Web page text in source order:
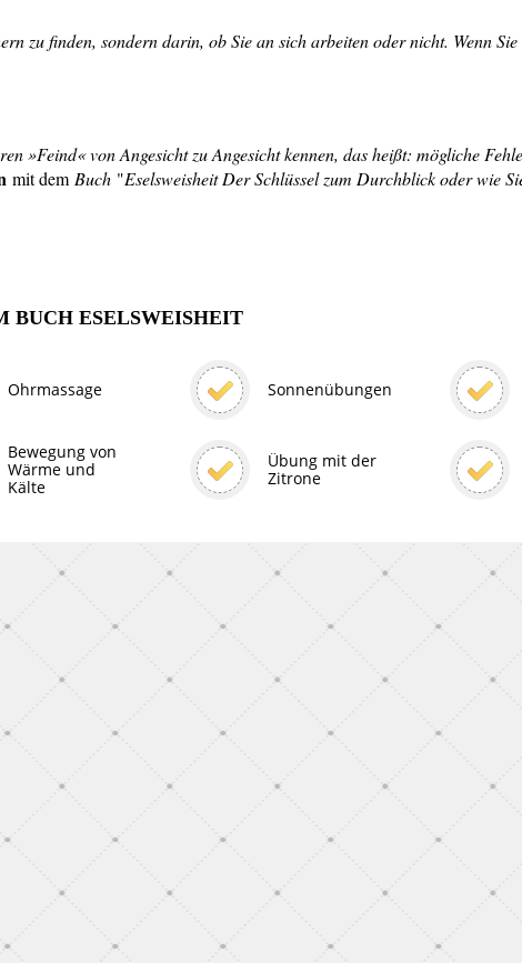
zu finden, sondern darin, ob Sie an sich arbeiten oder nicht. Wenn Sie
»Feind« von Angesicht zu Angesicht kennen, das heißt: mögliche
mit dem Buch "Eselsweisheit Der Schlüssel zum Durchblick oder wie
BUCH ESELSWEISHEIT
Ohrmassage Sonnenübungen
Bewegung von
Wärme und
Kälte
Übung mit der
Zitrone